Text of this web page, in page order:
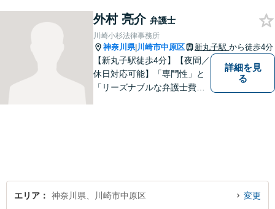
なんでも気軽に相談できる
「町のお医者さん」のような
弁護士でありたいと思ってお
ります。【電話相談可】
外村 亮介 弁護士
川崎小杉法律事務所
神奈川県|川崎市中原区 新丸子駅 から徒歩4分
【新丸子駅徒歩4分】【夜間／
休日対応可能】「専門性」と
「リーズナブルな弁護士費
ご相談ください。
詳細を見
る
エリア 神奈川県、川崎市中原区 変更